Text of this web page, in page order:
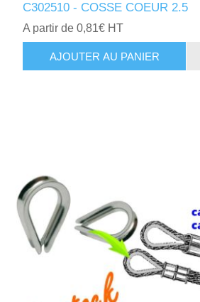
C302510 - COSSE COEUR 2.5
A partir de 0,81€ HT
AJOUTER AU PANIER